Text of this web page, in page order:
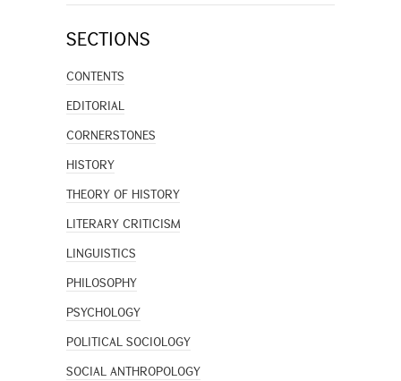
SECTIONS
CONTENTS
EDITORIAL
CORNERSTONES
HISTORY
THEORY OF HISTORY
LITERARY CRITICISM
LINGUISTICS
PHILOSOPHY
PSYCHOLOGY
POLITICAL SOCIOLOGY
SOCIAL ANTHROPOLOGY